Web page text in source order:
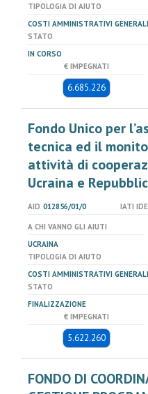
TIPOLOGIA DI AIUTO
COSTI AMMINISTRATIVI
STATO
IN CORSO
€ IMPEGNATI
6.685.226
Fondo Unico per
tecnica ed il
attività di
Ucraina e
AID 012856/01/0 IATI
A CHI VANNO GLI AIUTI
UCRAINA
TIPOLOGIA DI AIUTO
COSTI AMMINISTRATIVI
STATO
FINALIZZAZIONE
€ IMPEGNATI
5.622.260
FONDO DI